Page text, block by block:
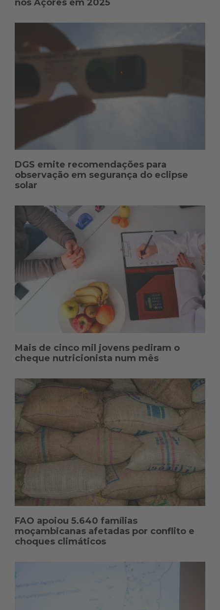
nos Açores em 2025
DGS emite recomendações para
observação em segurança do eclipse
solar
Mais de cinco mil jovens pediram o
cheque nutricionista num mês
FAO apoiou 5.640 famílias
moçambicanas afetadas por conflito e
choques climáticos